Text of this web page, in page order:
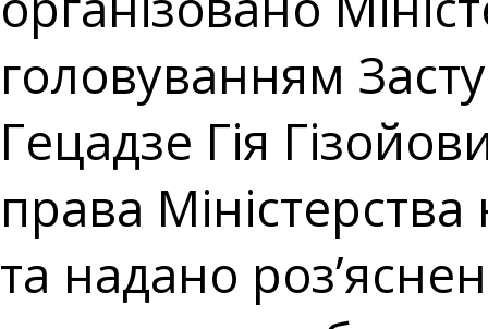
головуванням
Гецадзе Гія
права
та надано